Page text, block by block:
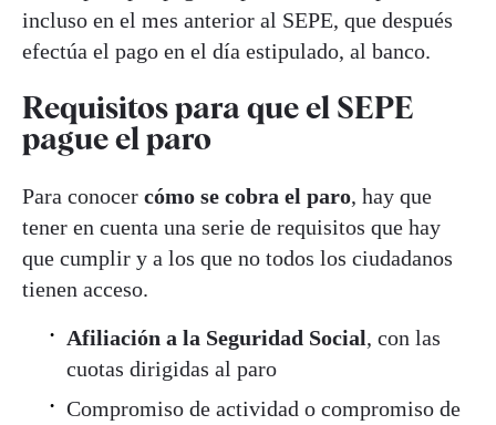
incluso en el mes anterior al SEPE, que después
efectúa el pago en el día estipulado, al banco.
Requisitos para que el SEPE
pague el paro
Para conocer cómo se cobra el paro, hay que
tener en cuenta una serie de requisitos que hay
que cumplir y a los que no todos los ciudadanos
tienen acceso.
Afiliación a la Seguridad Social, con las
cuotas dirigidas al paro
Compromiso de actividad o compromiso de